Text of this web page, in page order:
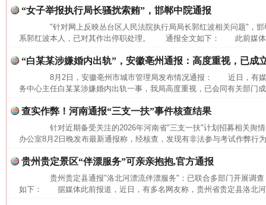
“女子举报执行局长骚扰索贿”，邯郸中院通报
"针对网上反映丛台区人民法院执行局局长郭红波相关问题"，邯
系郭红波本人，已对其作出停职处理。 通报全文如下： 此前媒体
“白某某涉嫌婚内出轨”，安徽亳州通报：高度重视，已成
8月2日，安徽亳州市城市管理局发布情况通报： 近日，有媒
务中心主任白某某涉嫌婚内出轨一事，我局高度重视，已会同有关部门
查实作弊！河南通报“三支一扶”事件核查结果
针对近期备受关注的2026年河南省"三支一扶"计划招募相关舆
办公室8月2日晚发布最新通报称，经核查，发现有非法参与考试作弊行
贵州贵定景区“伴漂服务”可亲亲抱抱,官方通报
贵州贵定县通报"洛北河漂流伴漂服务"：已联合多部门开展调查
如下： 据媒体此前报道，近日，有多名网友称，贵州省贵定县洛北
网上购药对药下症？